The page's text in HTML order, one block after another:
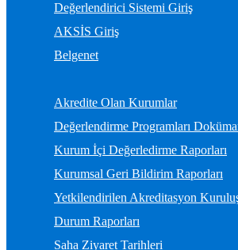
Değerlendirici Sistemi Giriş
AKSİS Giriş
Belgenet
Akredite Olan Kurumlar
Değerlendirme Programları
Kurum İçi Değerledirme Raporları
Kurumsal Geri Bildirim Raporları
Yetkilendirilen Akreditasyon
Durum Raporları
Saha Ziyaret Tarihleri